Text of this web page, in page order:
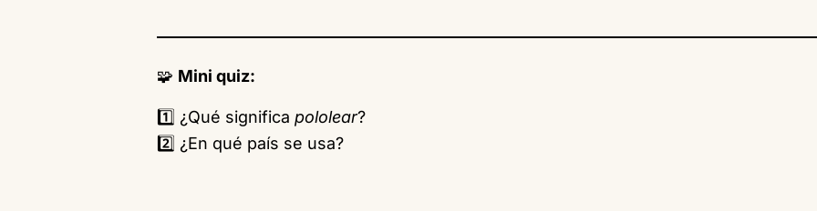
🧩 Mini quiz:
1️⃣ ¿Qué significa pololear?
2️⃣ ¿En qué país se usa?